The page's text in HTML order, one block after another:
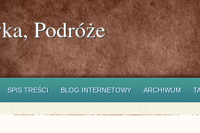
Podróże
SPIS TREŚCI BLOG INTERNETOWY ARCHIWUM